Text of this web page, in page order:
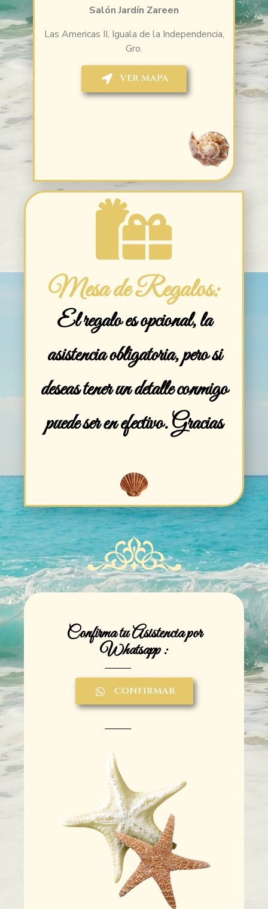
Salón Jardín Zareen
Las Americas II, Iguala de la Independencia,
Gro.
VER MAPA
Mesa de Regalos:
El regalo es opcional, la
asistencia obligatoria, pero si
deseas tener un detalle conmigo
puede ser en efectivo. Gracias
Confirma tu Asistencia por
Whatsapp :
CONFIRMAR